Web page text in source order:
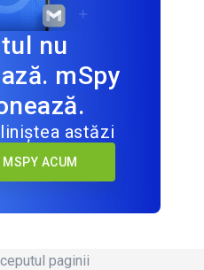
nu
mSpy
astăzi
MSPY ACUM
paginii